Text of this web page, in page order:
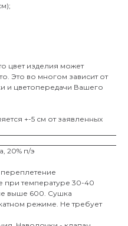
цвет изделия может
Это во многом зависит от
и цветопередачи Вашего
+-5 см от заявленных
20% п/э
при температуре 30-40
выше 600. Сушка
режиме. Не требует